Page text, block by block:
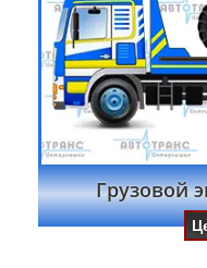
Грузовой